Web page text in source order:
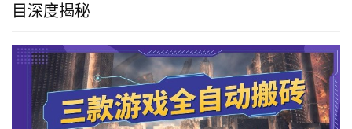
目深度揭秘